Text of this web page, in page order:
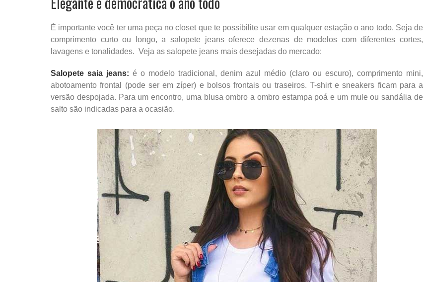
É importante você ter uma peça no closet que te possibilite usar em qualquer estação o ano todo. Seja de
comprimento curto ou longo, a salopete jeans oferece dezenas de modelos com diferentes cortes,
lavagens e tonalidades. Veja as salopete jeans mais desejadas do mercado:
Salopete saia jeans: é o modelo tradicional, denim azul médio (claro ou escuro), comprimento mini,
abotoamento frontal (pode ser em zíper) e bolsos frontais ou traseiros. T-shirt e sneakers ficam para a
versão despojada. Para um encontro, uma blusa ombro a ombro estampa poá e um mule ou sandália de
salto são indicadas para a ocasião.